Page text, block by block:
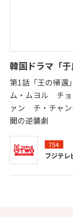
韓国ドラマ「于
第1話「王の帰
ム・ムヨル チ
ァン チ・チャ
聞の逆襲劇
754
フジテ